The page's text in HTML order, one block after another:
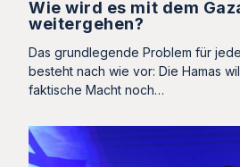
Wie wird es mit dem
weitergehen?
Das grundlegende Problem für
besteht nach wie vor: Die Hamas
faktische Macht noch…